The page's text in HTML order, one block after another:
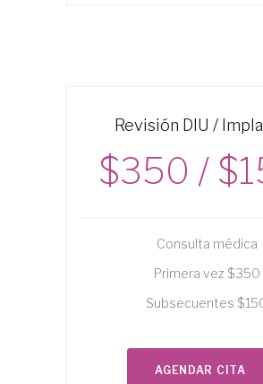
Revisión DIU /
$350 /
Consulta médica
Primera vez $350
Subsecuentes
AGENDAR CITA